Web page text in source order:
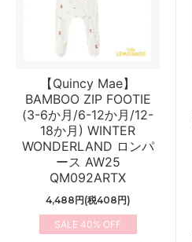
【Quincy Mae】
BAMBOO ZIP FOOTIE
(3-6か月/6-12か月/12-
18か月) WINTER
WONDERLAND ロンパ
ース AW25
QM092ARTX
4,488円(税408円)
40%